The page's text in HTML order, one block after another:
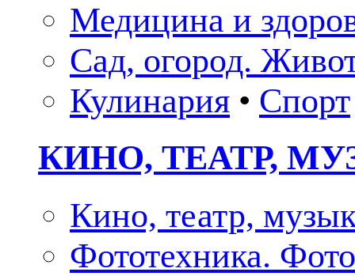
Медицина и
Сад, огород.
Кулинария • Спорт
КИНО, ТЕАТР,
Кино, театр,
Фототехника.